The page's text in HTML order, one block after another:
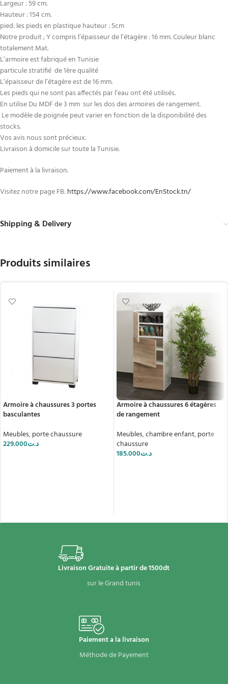
Largeur : 59 cm.
Hauteur : 154 cm.
pied: les pieds en plastique hauteur : 5cm
Notre produit ; Y compris l’épaisseur de l’étagère : 16 mm. Couleur blanc
totalement Mat.
L’armoire est fabriqué en Tunisie
particule stratifié de 1ère qualité
L’épaisseur de l’étagère est de 16 mm.
Les pieds qui ne sont pas affectés par l’eau ont été utilisés.
En utilise Du MDF de 3 mm sur les dos des armoires de rangement.
Le modèle de poignée peut varier en fonction de la disponibilité des
stocks.
Vos avis nous sont précieux.
Livraison à domicile sur toute la Tunisie.
Paiement à la livraison.
Visitez notre page FB:https://www.facebook.com/EnStock.tn/
Shipping & Delivery
Produits similaires
Armoire à chaussures 3 portes
basculantes
Meubles,porte chaussure
د.ت229.000
Armoire à chaussures 6 étagères
de rangement
Meubles,chambre enfant,porte
chaussure
د.ت185.000
Livraison Gratuite à partir de 1500dt
sur le Grand tunis
Paiement a la livraison
Méthode de Payement